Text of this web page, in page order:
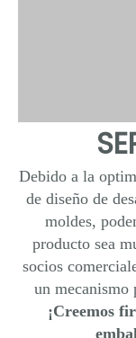
Debido a la
de diseño de
moldes,
producto sea
socios
un mecanismo
¡Creemos